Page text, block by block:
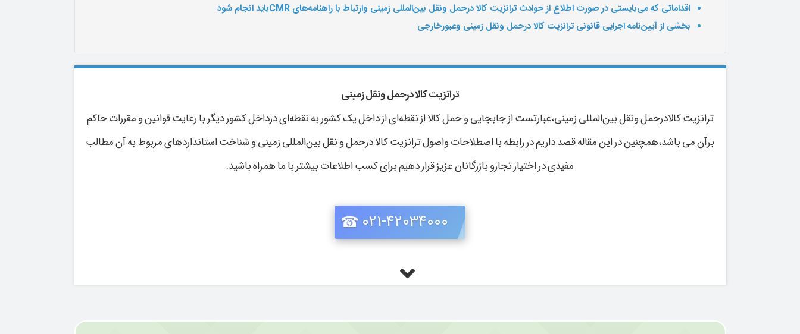
اقداماتی که می‌بایستی در صورت اطلاع از حوادث ترانزیت کالا درحمل ونقل بین‌‌المللی زمینی وارتباط با راهنامه‌های CMRباید انجام شود
بخشی از آیین‌نامه اجرایی قانونی ترانزیت کالا درحمل ونقل زمینی وعبورخارجی
ترانزیت کالا درحمل ونقل زمینی
ترانزیت کالادرحمل ونقل بین‌المللی زمینی،عبارتست از جابجایی و حمل کالا از نقطه‌ای از داخل یک کشور به نقطه‌ای درداخل کشور دیگر با رعایت قوانین و مقررات حاکم
برآن می باشد،همچنین در این مقاله قصد داریم در رابطه با اصطلاحات واصول ترانزیت کالا درحمل و نقل بین‌‌المللی زمینی و شناخت استانداردهای مربوط به آن مطالب
مفیدی در اختیار تجارو بازرگانان عزیز قرار دهیم برای کسب اطلاعات بیشتر با ما همراه باشید.
021-42034000